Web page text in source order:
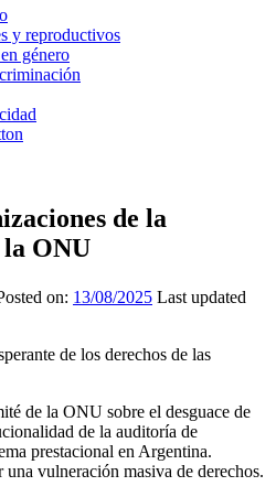
y reproductivos
género
de la
ONU
on: 13/08/2025 Last updated
de los derechos de las
de la ONU sobre el desguace de
de la auditoría de
prestacional en Argentina.
vulneración masiva de derechos.